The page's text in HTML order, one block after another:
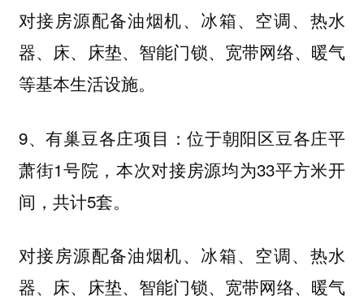
对接房源配备油烟机、冰箱、空调、热水
器、床、床垫、智能门锁、宽带网络、暖气
等基本生活设施。
9、有巢豆各庄项目：位于朝阳区豆各庄平
萧街1号院，本次对接房源均为33平方米开
间，共计5套。
对接房源配备油烟机、冰箱、空调、热水
器、床、床垫、智能门锁、宽带网络、暖气